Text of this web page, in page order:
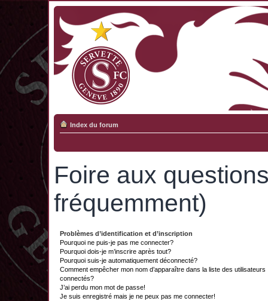
Index du forum
Foire aux
fréquemment)
Problèmes d’identification et d’inscription
Pourquoi ne puis-je pas me connecter?
Pourquoi dois-je m’inscrire après tout?
Pourquoi suis-je automatiquement déconnecté?
Comment empêcher mon nom d’apparaître dans la liste des utilisateurs
connectés?
J’ai perdu mon mot de passe!
Je suis enregistré mais je ne peux pas me connecter!